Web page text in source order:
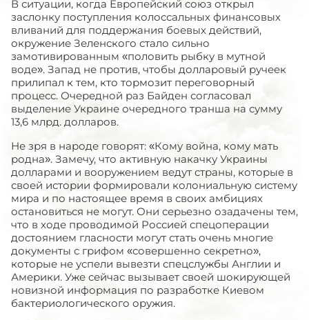
В ситуации, когда Европейский союз открыл
заслонку поступления колоссальных финансовых
вливаний для поддержания боевых действий,
окружение Зеленского стало сильно
замотивированным «половить рыбку в мутной
воде». Запад не против, чтобы долларовый ручеек
прилипал к тем, кто тормозит переговорный
процесс. Очередной раз Байден согласовал
выделение Украине очередного транша на сумму
13,6 млрд. долларов.
Не зря в народе говорят: «Кому война, кому мать
родна». Замечу, что активную накачку Украины
долларами и вооружением ведут страны, которые в
своей истории формировали колониальную систему
мира и по настоящее время в своих амбициях
остановиться не могут. Они серьезно озадачены тем,
что в ходе проводимой Россией спецоперации
достоянием гласности могут стать очень многие
документы с грифом «совершенно секретно»,
которые не успели вывезти спецслужбы Англии и
Америки. Уже сейчас вызывает своей шокирующей
новизной информация по разработке Киевом
бактериологического оружия.